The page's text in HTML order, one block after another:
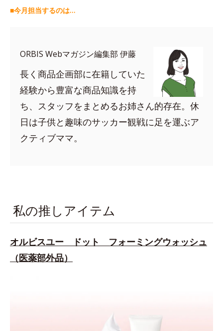
■今月担当するのは…
ORBIS Webマガジン編集部 伊藤
長く商品企画部に在籍していた
経験から豊富な商品知識を持
ち、スタッフをまとめるお姉さん的存在。休
日は子供と趣味のサッカー観戦に足を運ぶア
クティブママ。
私の推しアイテム
オルビスユー ドット フォーミングウォッシュ
（医薬部外品）